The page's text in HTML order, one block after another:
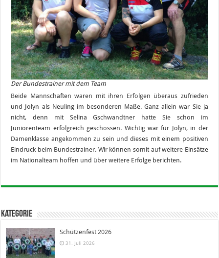
Der Bundestrainer mit dem Team
Beide Mannschaften waren mit ihren Erfolgen überaus zufrieden
und Jolyn als Neuling im besonderen Maße. Ganz allein war Sie ja
nicht, denn mit Selina Gschwandtner hatte Sie schon im
Juniorenteam erfolgreich geschossen. Wichtig war für Jolyn, in der
Damenklasse angekommen zu sein und dieses mit einem positiven
Eindruck beim Bundestrainer. Wir können somit auf weitere Einsätze
im Nationalteam hoffen und über weitere Erfolge berichten.
Kategorie
Schützenfest 2026
31. Juli 2026